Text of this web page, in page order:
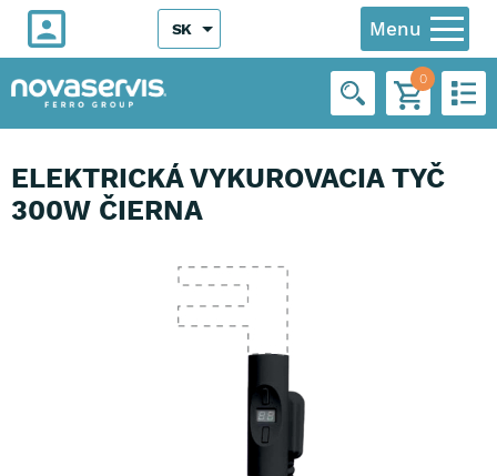
Menu
SK
0
ELEKTRICKÁ VYKUROVACIA TYČ
300W ČIERNA